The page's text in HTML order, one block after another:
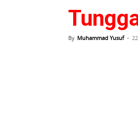
By Muhammad Yusuf -